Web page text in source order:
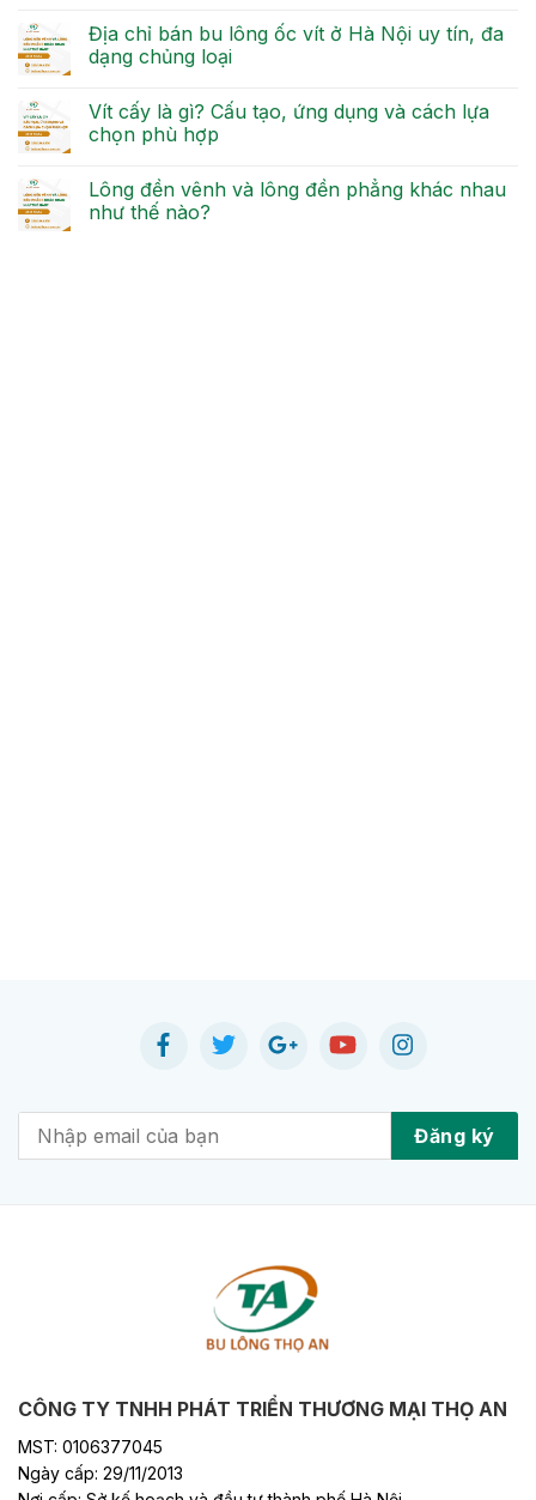
Địa chỉ bán bu lông ốc vít ở Hà Nội uy tín, đa
dạng chủng loại
Vít cấy là gì? Cấu tạo, ứng dụng và cách lựa
chọn phù hợp
Lông đền vênh và lông đền phẳng khác nhau
như thế nào?
CÔNG TY TNHH PHÁT TRIỂN THƯƠNG MẠI THỌ AN
MST: 0106377045
Ngày cấp: 29/11/2013